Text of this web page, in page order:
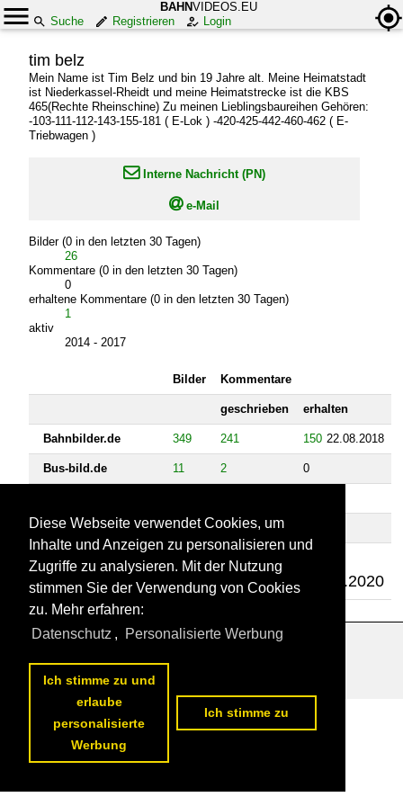
BAHNVIDEOS.EU
Suche
Registrieren Login
tim belz
Mein Name ist Tim Belz und bin 19 Jahre alt. Meine Heimatstadt
ist Niederkassel-Rheidt und meine Heimatstrecke ist die KBS
465(Rechte Rheinschine) Zu meinen Lieblingsbaureihen Gehören:
-103-111-112-143-155-181 ( E-Lok ) -420-425-442-460-462 ( E-
Triebwagen )
 Interne Nachricht (PN)
e-Mail
Bilder (0 in den letzten 30 Tagen)
26
Kommentare (0 in den letzten 30 Tagen)
0
erhaltene Kommentare (0 in den letzten 30 Tagen)
1
aktiv
2014 - 2017
Bilder Kommentare
geschrieben erhalten
Bahnbilder.de 349 241 150 22.08.2018
Bus-bild.de 11 2 0
Videos
Bahnvideos.eu 26 0
25.06.2020
Diese Webseite verwendet Cookies, um
Inhalte und Anzeigen zu personalisieren und
Zugriffe zu analysieren. Mit der Nutzung
stimmen Sie der Verwendung von Cookies
zu. Mehr erfahren:
Datenschutz , Personalisierte Werbung
Ich stimme zu und
erlaube
personalisierte
Werbung
Ich stimme zu